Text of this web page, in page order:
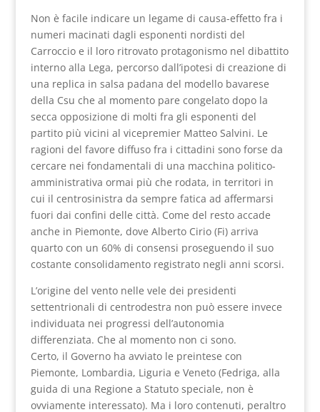
Non è facile indicare un legame di causa-effetto fra i
numeri macinati dagli esponenti nordisti del
Carroccio e il loro ritrovato protagonismo nel dibattito
interno alla Lega, percorso dall’ipotesi di creazione di
una replica in salsa padana del modello bavarese
della Csu che al momento pare congelato dopo la
secca opposizione di molti fra gli esponenti del
partito più vicini al vicepremier Matteo Salvini. Le
ragioni del favore diffuso fra i cittadini sono forse da
cercare nei fondamentali di una macchina politico-
amministrativa ormai più che rodata, in territori in
cui il centrosinistra da sempre fatica ad affermarsi
fuori dai confini delle città. Come del resto accade
anche in Piemonte, dove Alberto Cirio (Fi) arriva
quarto con un 60% di consensi proseguendo il suo
costante consolidamento registrato negli anni scorsi.
L’origine del vento nelle vele dei presidenti
settentrionali di centrodestra non può essere invece
individuata nei progressi dell’autonomia
differenziata. Che al momento non ci sono.
Certo, il Governo ha avviato le preintese con
Piemonte, Lombardia, Liguria e Veneto (Fedriga, alla
guida di una Regione a Statuto speciale, non è
ovviamente interessato). Ma i loro contenuti, peraltro